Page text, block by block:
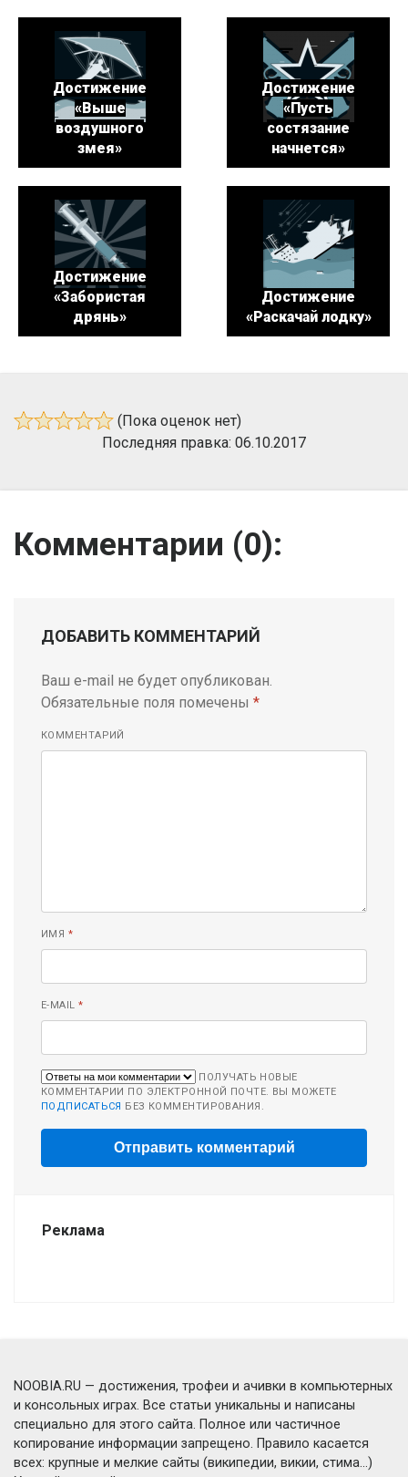
Достижение
«Выше
воздушного
змея»
Достижение
«Пусть
состязание
начнется»
Достижение
«Забористая
дрянь»
Достижение
«Раскачай лодку»
(Пока оценок нет)
Последняя правка: 06.10.2017
Комментарии (0):
ДОБАВИТЬ КОММЕНТАРИЙ
Ваш e-mail не будет опубликован.
Обязательные поля помечены *
КОММЕНТАРИЙ
ИМЯ *
E-MAIL*
ПОЛУЧАТЬ НОВЫЕ
КОММЕНТАРИИ ПО ЭЛЕКТРОННОЙ ПОЧТЕ. ВЫ МОЖЕТЕ
ПОДПИСАТЬСЯ БЕЗ КОММЕНТИРОВАНИЯ.
Реклама
NOOBIA.RU — достижения, трофеи и ачивки в компьютерных
и консольных играх. Все статьи уникальны и написаны
специально для этого сайта. Полное или частичное
копирование информации запрещено. Правило касается
всех: крупные и мелкие сайты (википедии, викии, стима...)